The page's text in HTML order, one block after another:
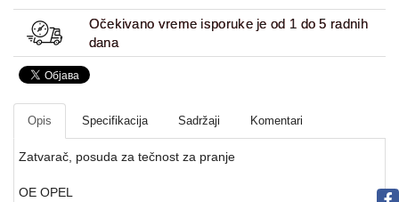
Očekivano vreme isporuke je od 1 do 5 radnih
dana
Opis Specifikacija Sadržaji Komentari
Zatvarač, posuda za tečnost za pranje
OE OPEL